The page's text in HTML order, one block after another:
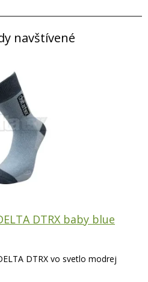
navštívené
DTRX baby blue
DTRX vo svetlo modrej